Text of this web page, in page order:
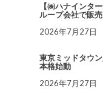
【㈱ハナインタ
ループ会社で販
2026年7月27日
東京ミッドタウ
本格始動
2026年7月27日